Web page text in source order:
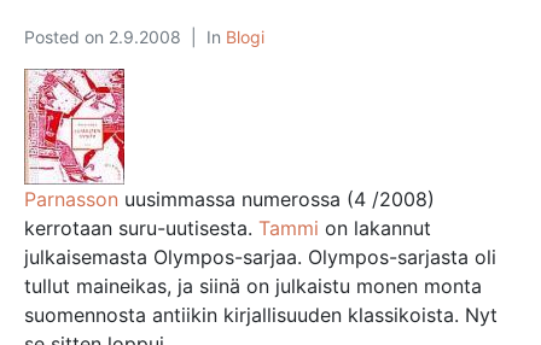
Posted on 2.9.2008 In Blogi
Parnasson uusimmassa numerossa (4 /2008)
kerrotaan suru-uutisesta. Tammi on lakannut
julkaisemasta Olympos-sarjaa. Olympos-sarjasta oli
tullut maineikas, ja siinä on julkaistu monen monta
suomennosta antiikin kirjallisuuden klassikoista. Nyt